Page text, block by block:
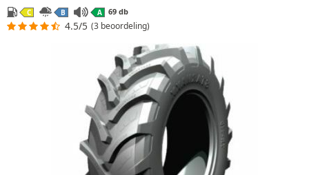
C B A 69 db
4.5/5 (3 beoordeling)